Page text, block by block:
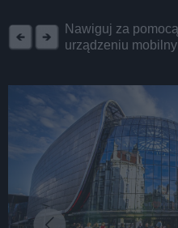
Nawiguj za
urządzeniu